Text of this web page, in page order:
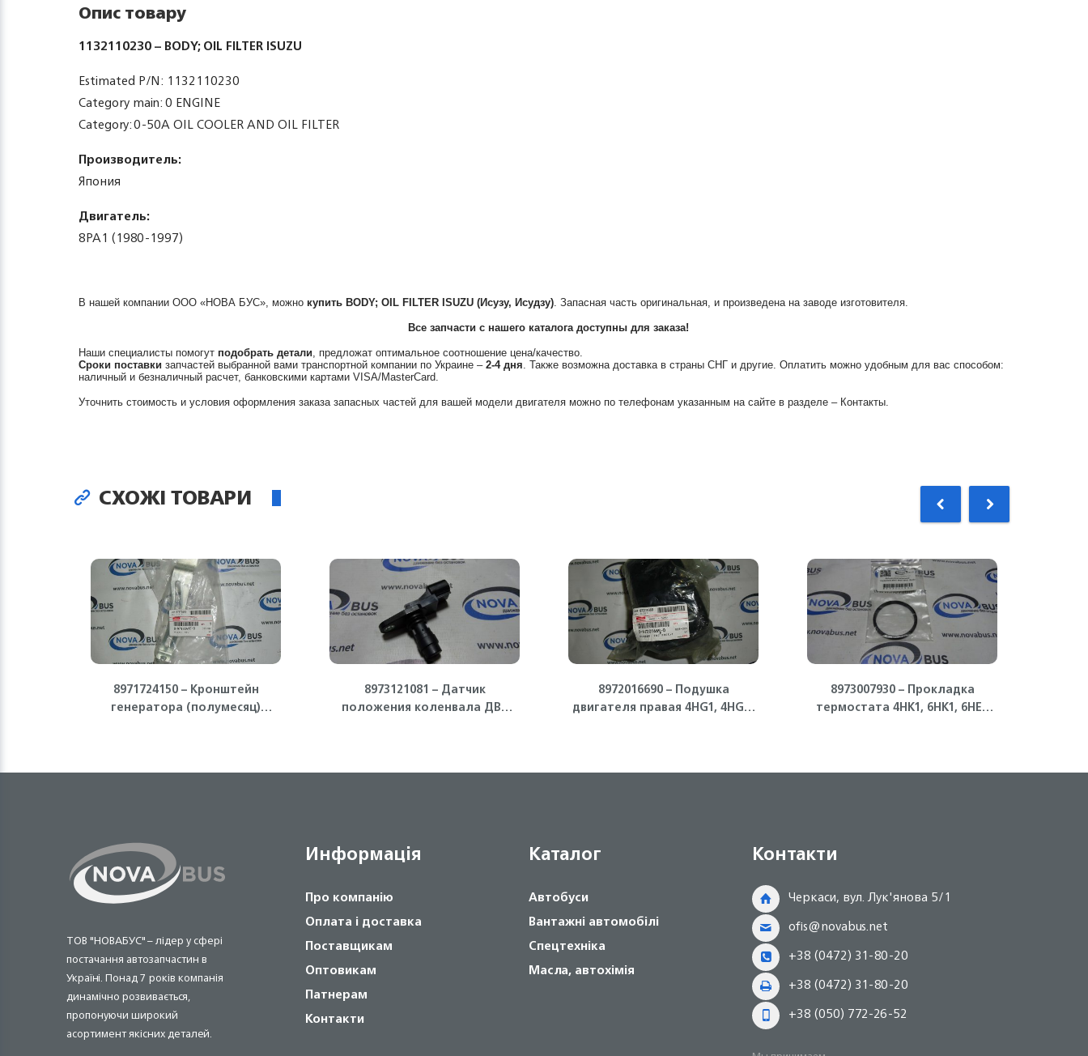
Опис товару
1132110230 – BODY; OIL FILTER ISUZU
Estimated P/N: 1132110230
Category main: 0 ENGINE
Category: 0-50A OIL COOLER AND OIL FILTER
Производитель:
Япония
Двигатель:
8PA1 (1980-1997)
В нашей компании ООО «НОВА БУС», можно купить BODY; OIL FILTER ISUZU (Исузу, Исудзу). Запасная часть оригинальная, и произведена на заводе изготовителя.
Все запчасти с нашего каталога доступны для заказа!
Наши специалисты помогут подобрать детали, предложат оптимальное соотношение цена/качество.
Сроки поставки запчастей выбранной вами транспортной компании по Украине – 2-4 дня. Также возможна доставка в страны СНГ и другие. Оплатить можно удобным для вас способом:
наличный и безналичный расчет, банковскими картами VISA/MasterCard.
Уточнить стоимость и условия оформления заказа запасных частей для вашей модели двигателя можно по телефонам указанным на сайте в разделе – Контакты.
СХОЖІ ТОВАРИ
8971724150 – Кронштейн
генератора (полумесяц)
8973121081 – Датчик
положения коленвала ДВС
8972016690 – Подушка
двигателя правая 4HG1, 4HG1-
8973007930 – Прокладка
термостата 4HK1, 6HK1, 6HE1
ТОВ "НОВАБУС" – лідер у сфері
постачання автозапчастин в
Україні. Понад 7 років компанія
динамічно розвивається,
пропонуючи широкий
асортимент якісних деталей.
Информація
Про компанію
Оплата і доставка
Поставщикам
Оптовикам
Патнерам
Контакти
Каталог
Автобуси
Вантажні автомобілі
Спецтехніка
Масла, автохімія
Контакти
Черкаси, вул. Лук'янова 5/1
ofis@novabus.net
+38 (0472) 31-80-20
+38 (0472) 31-80-20
+38 (050) 772-26-52